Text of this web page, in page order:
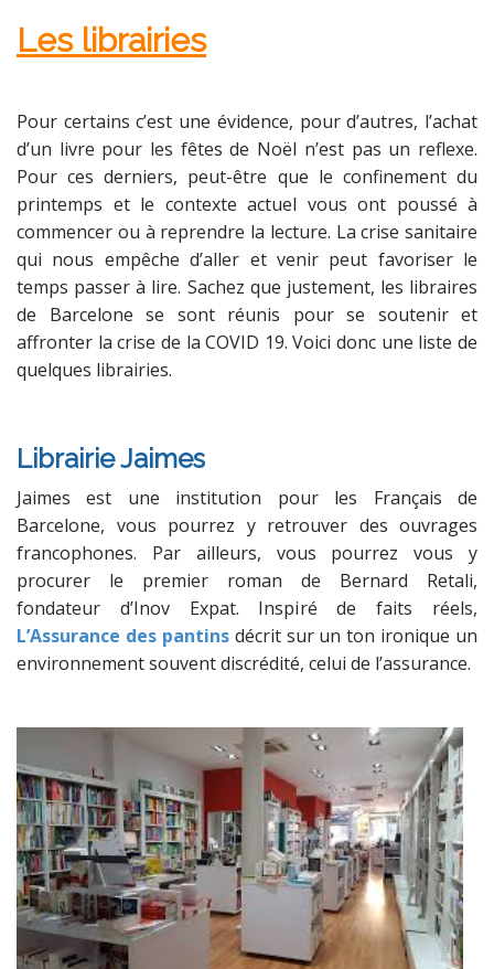
Les librairies
Pour certains c’est une évidence, pour d’autres, l’achat
d’un livre pour les fêtes de Noël n’est pas un reflexe.
Pour ces derniers, peut-être que le confinement du
printemps et le contexte actuel vous ont poussé à
commencer ou à reprendre la lecture. La crise sanitaire
qui nous empêche d’aller et venir peut favoriser le
temps passer à lire. Sachez que justement, les libraires
de Barcelone se sont réunis pour se soutenir et
affronter la crise de la COVID 19. Voici donc une liste de
quelques librairies.
Librairie Jaimes
Jaimes est une institution pour les Français de
Barcelone, vous pourrez y retrouver des ouvrages
francophones. Par ailleurs, vous pourrez vous y
procurer le premier roman de Bernard Retali,
fondateur d’Inov Expat. Inspiré de faits réels,
L’Assurance des pantinsdécrit sur un ton ironique un
environnement souvent discrédité, celui de l’assurance.